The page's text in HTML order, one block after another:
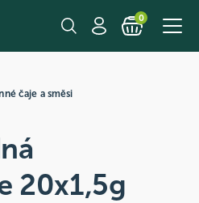
0
čaje a směsi
20x1,5g